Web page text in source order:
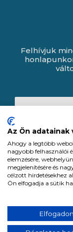
Felhívjuk
Minden
Az Ön adatainak
Ahogy a legtöbb
nagyobb felhasználói
elemzésére,
megjelenítésére és
célzott hirdetésekhez
Ön elfogadja a sütik